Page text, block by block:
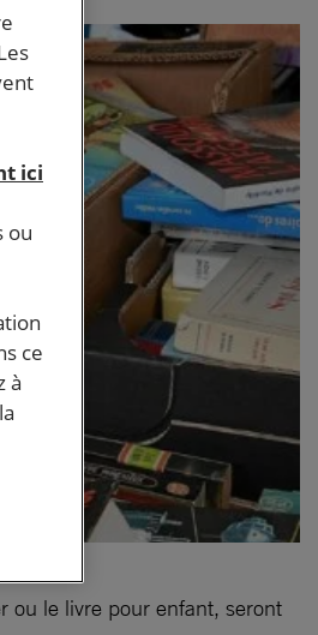
ou le livre pour enfant, seront
ici
ou
ce
à